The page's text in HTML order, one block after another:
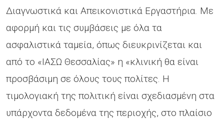
Διαγνωστικά και Απεικονιστικά Εργαστήρια. Με
αφορμή και τις συμβάσεις με όλα τα
ασφαλιστικά ταμεία, όπως διευκρινίζεται και
από το «ΙΑΣΩ Θεσσαλίας» η «κλινική θα είναι
προσβάσιμη σε όλους τους πολίτες. Η
τιμολογιακή της πολιτική είναι σχεδιασμένη στα
υπάρχοντα δεδομένα της περιοχής, στο πλαίσιο